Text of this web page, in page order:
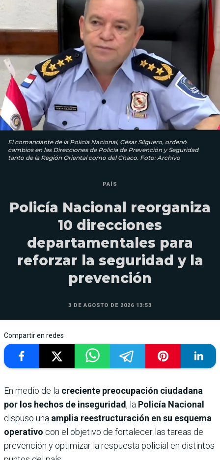
El comandante de la Policía Nacional, César Silguero, ordenó
cambios en las Direcciones de Policía de Prevención y Seguridad
tanto de la Región Oriental como del Chaco. Foto: Archivo
PAÍS
Policía Nacional reorganiza
10 direcciones
departamentales para
reforzar la seguridad y la
prevención
3 DE AGOSTO DE 2026 13:53
Compartir en redes
En medio de la creciente preocupación ciudadana
por los hechos de inseguridad, la Policía Nacional
dispuso una amplia reestructuración en su esquema
operativo con el objetivo de fortalecer las tareas de
prevención y optimizar la respuesta policial en distintos